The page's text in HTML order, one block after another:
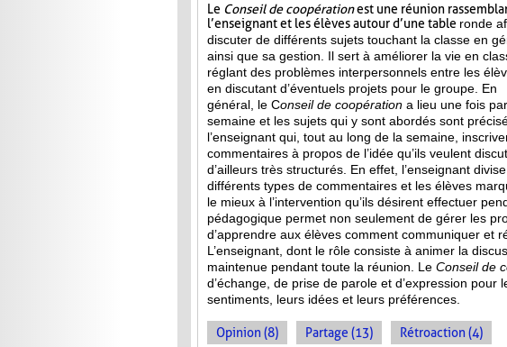
Le Conseil de coopérationest une réunion
l’enseignant et les élèves autour d’une table ronde
discuter de différents sujets touchant la classe en
ainsi que sa gestion. Il sert à améliorer la vie en
réglant des problèmes interpersonnels entre les
en discutant d’éventuels projets pour le groupe. En
général, le Conseil de coopération a lieu une fois par
semaine et les sujets qui y sont abordés sont
l’enseignant qui, tout au long de la semaine,
commentaires à propos de l’idée qu’ils veulent
d’ailleurs très structurés. En effet, l’enseignant
différents types de commentaires et les élèves
le mieux à l’intervention qu’ils désirent effectuer
pédagogique permet non seulement de gérer les
d’apprendre aux élèves comment communiquer et
L’enseignant, dont le rôle consiste à animer la
maintenue pendant toute la réunion. Le Conseil de
d’échange, de prise de parole et d’expression pour
sentiments, leurs idées et leurs préférences.
Opinion (8) Partage (13) Rétroaction (4)